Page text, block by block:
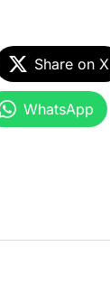
Share on X
WhatsApp